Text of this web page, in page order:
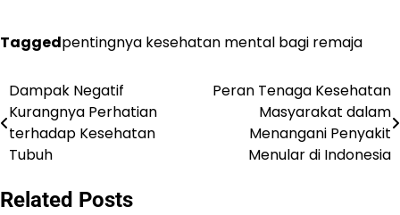
Taggedpentingnya kesehatan mental bagi remaja
Post
navigation
Dampak Negatif
Kurangnya Perhatian
terhadap Kesehatan
Tubuh
Peran Tenaga Kesehatan
Masyarakat dalam
Menangani Penyakit
Menular di Indonesia
Related Posts